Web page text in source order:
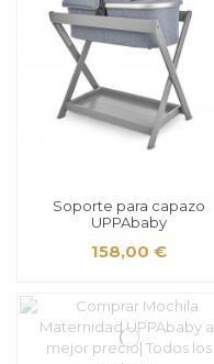
Soporte para capazo
UPPAbaby
158,00 €